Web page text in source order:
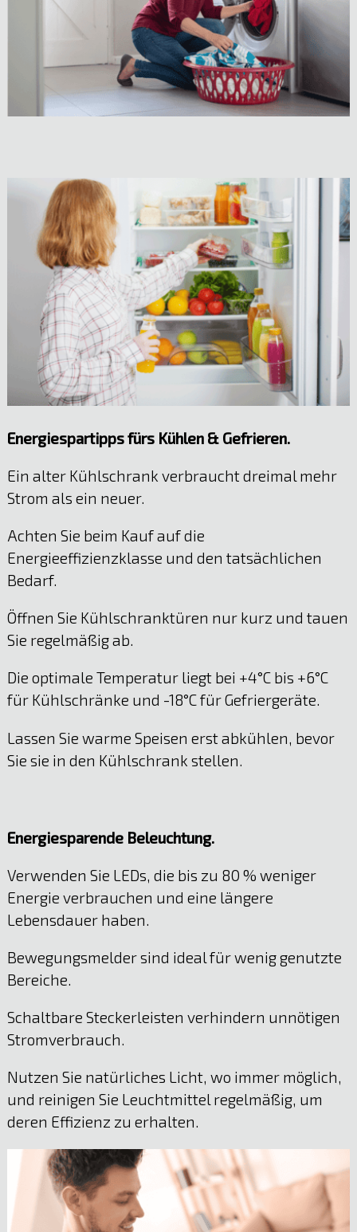
Energiespartipps fürs Kühlen & Gefrieren.
Ein alter Kühlschrank verbraucht dreimal mehr
Strom als ein neuer.
Achten Sie beim Kauf auf die
Energieeffizienzklasse und den tatsächlichen
Bedarf.
Öffnen Sie Kühlschranktüren nur kurz und tauen
Sie regelmäßig ab.
Die optimale Temperatur liegt bei +4°C bis +6°C
für Kühlschränke und -18°C für Gefriergeräte.
Lassen Sie warme Speisen erst abkühlen, bevor
Sie sie in den Kühlschrank stellen.
Energiesparende Beleuchtung.
Verwenden Sie LEDs, die bis zu 80 % weniger
Energie verbrauchen und eine längere
Lebensdauer haben.
Bewegungsmelder sind ideal für wenig genutzte
Bereiche.
Schaltbare Steckerleisten verhindern unnötigen
Stromverbrauch.
Nutzen Sie natürliches Licht, wo immer möglich,
und reinigen Sie Leuchtmittel regelmäßig, um
deren Effizienz zu erhalten.